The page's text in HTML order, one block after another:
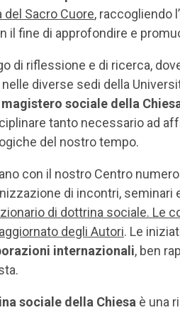
del Sacro Cuore, raccogliendo
il fine di approfondire e
di riflessione e di ricerca,
diverse sedi della
magistero sociale della
tanto necessario ad
del nostro tempo.
con il nostro Centro
di incontri, seminari
di dottrina sociale. Le
degli Autori. Le
internazionali, ben
sociale della Chiesa è una